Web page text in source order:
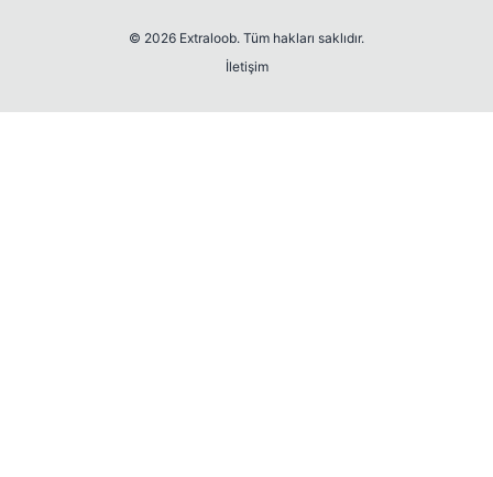
© 2026 Extraloob. Tüm hakları saklıdır.
İletişim